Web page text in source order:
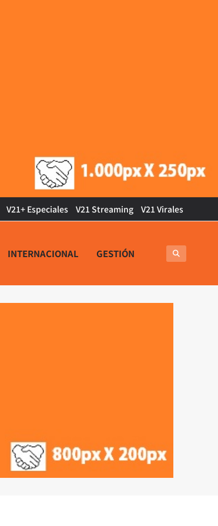
V21+ Especiales V21 Streaming V21 Virales
INTERNACIONAL GESTIÓN